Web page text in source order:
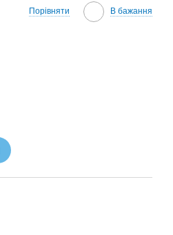
Порівняти В бажання